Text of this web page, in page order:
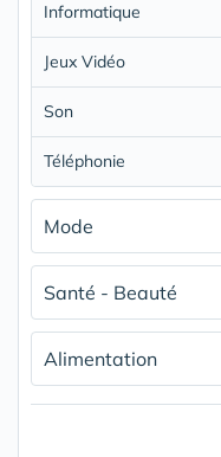
Informatique
Jeux Vidéo
Son
Téléphonie
Mode
Santé - Beauté
Alimentation